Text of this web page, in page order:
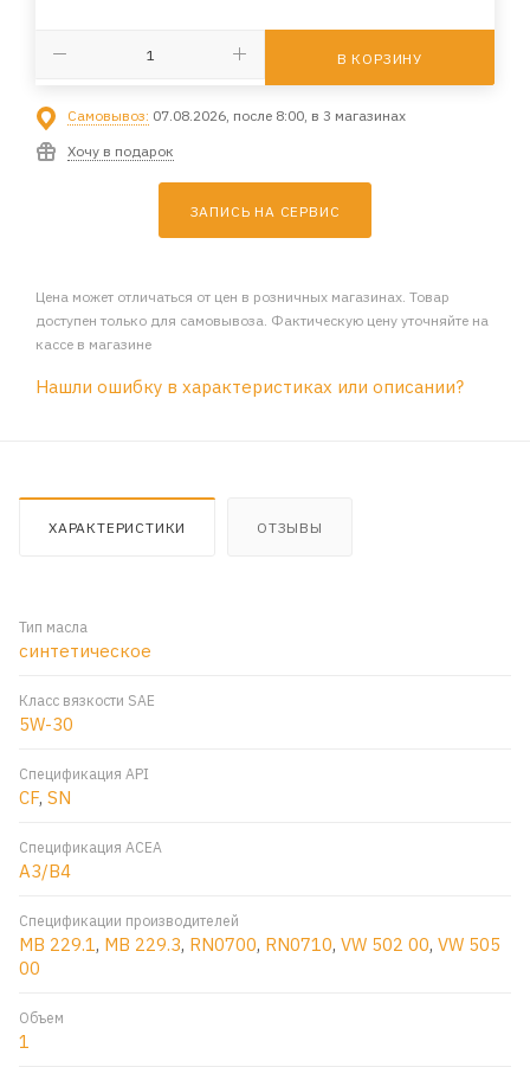
В КОРЗИНУ
Самовывоз: 07.08.2026, после 8:00, в 3 магазинах
Хочу в подарок
ЗАПИСЬ НА СЕРВИС
Цена может отличаться от цен в розничных магазинах. Товар
доступен только для самовывоза. Фактическую цену уточняйте на
кассе в магазине
Нашли ошибку в характеристиках или описании?
ХАРАКТЕРИСТИКИ ОТЗЫВЫ
Тип масла
синтетическое
Класс вязкости SAE
5W-30
Спецификация API
CF, SN
Спецификация ACEA
A3/B4
Спецификации производителей
MB 229.1, MB 229.3, RN0700, RN0710, VW 502 00, VW 505
00
Объем
1